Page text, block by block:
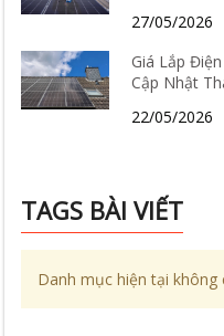
27/05/2026
Giá Lắp
Cập Nhật
22/05/2026
TAGS BÀI VIẾT
Danh mục hiện tại không